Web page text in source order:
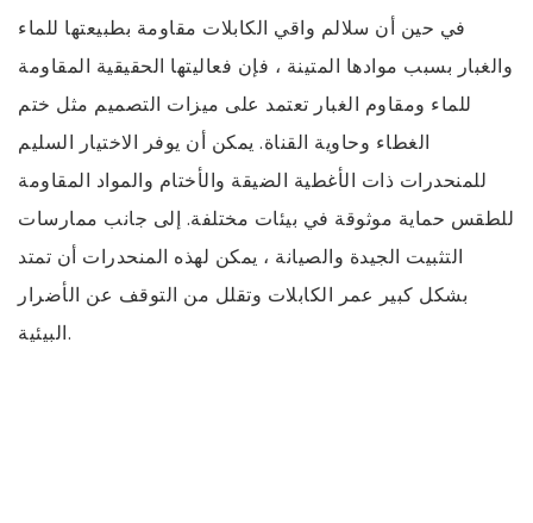
في حين أن سلالم واقي الكابلات مقاومة بطبيعتها للماء
والغبار بسبب موادها المتينة ، فإن فعاليتها الحقيقية المقاومة
للماء ومقاوم الغبار تعتمد على ميزات التصميم مثل ختم
الغطاء وحاوية القناة. يمكن أن يوفر الاختيار السليم
للمنحدرات ذات الأغطية الضيقة والأختام والمواد المقاومة
للطقس حماية موثوقة في بيئات مختلفة. إلى جانب ممارسات
التثبيت الجيدة والصيانة ، يمكن لهذه المنحدرات أن تمتد
بشكل كبير عمر الكابلات وتقلل من التوقف عن الأضرار
البيئية.